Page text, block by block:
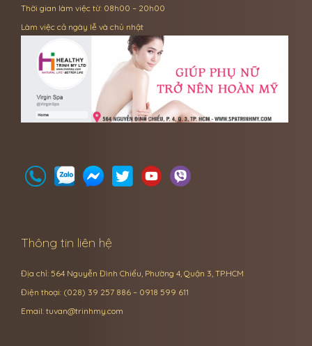
Thời gian làm việc từ: 08h00 – 20h00
Làm việc cả ngày lễ và chủ nhật
Thông tin liên hệ
Địa chỉ: 564 Nguyễn Đình Chiểu, Phường 4, Quận 3, TP.HCM
Điện thoại: (028) 39 257 886 – 0918 599 611
Email: tuvan@trinhmy.com